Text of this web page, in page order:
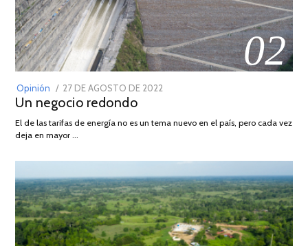
02
Opinión
POSTED
ON
27 DE AGOSTO DE 2022
DE
Un negocio redondo
El de las tarifas de energía no es un tema nuevo en el país, pero cada vez
deja en mayor …